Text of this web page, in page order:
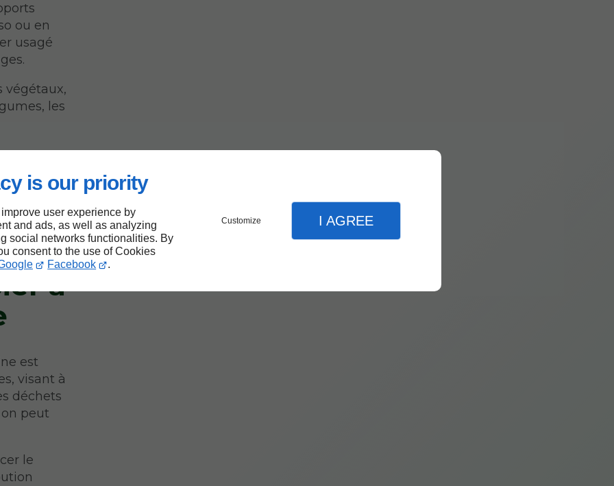
is our priority
user experience by
and ads, as well as analyzing
social networks functionalities. By
consent to the use of Cookies
Facebook .
Customize I AGREE
ou en
usagé
végétaux,
les
à
est
visant à
déchets
peut
le